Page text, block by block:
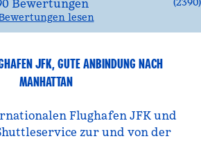
lesen
JFK, GUTE ANBINDUNG NACH
MANHATTAN
Flughafen JFK und
zur und von der